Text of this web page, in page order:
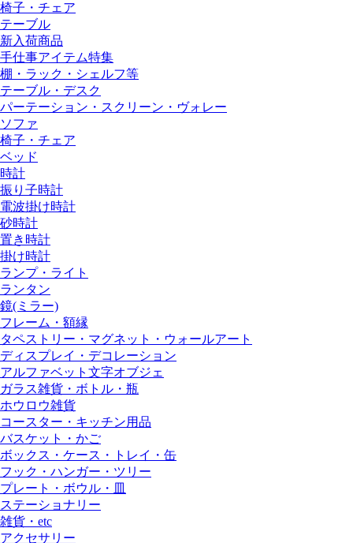
椅子・チェア
テーブル
新入荷商品
手仕事アイテム特集
棚・ラック・シェルフ等
テーブル・デスク
パーテーション・スクリーン・ヴォレー
ソファ
椅子・チェア
ベッド
時計
振り子時計
電波掛け時計
砂時計
置き時計
掛け時計
ランプ・ライト
ランタン
鏡(ミラー)
フレーム・額縁
タペストリー・マグネット・ウォールアート
ディスプレイ・デコレーション
アルファベット文字オブジェ
ガラス雑貨・ボトル・瓶
ホウロウ雑貨
コースター・キッチン用品
バスケット・かご
ボックス・ケース・トレイ・缶
フック・ハンガー・ツリー
プレート・ボウル・皿
ステーショナリー
雑貨・etc
アクセサリー